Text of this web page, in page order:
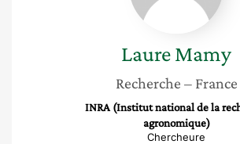
LaureMamy
Recherche – France
INRA (Institut national de la
agronomique)
Chercheure